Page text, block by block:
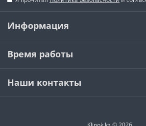
Информация
Время работы
Наши контакты